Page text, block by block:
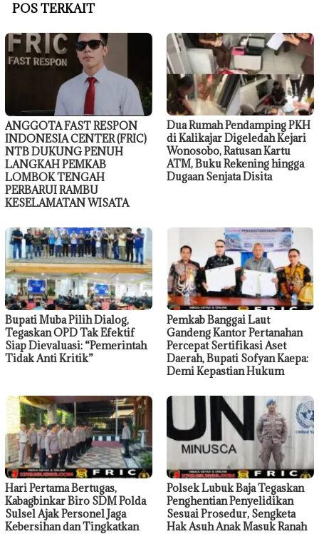
POS TERKAIT
ANGGOTA FAST RESPON
INDONESIA CENTER (FRIC)
NTB DUKUNG PENUH
LANGKAH PEMKAB
LOMBOK TENGAH
PERBARUI RAMBU
KESELAMATAN WISATA
Dua Rumah Pendamping PKH
di Kalikajar Digeledah Kejari
Wonosobo, Ratusan Kartu
ATM, Buku Rekening hingga
Dugaan Senjata Disita
Bupati Muba Pilih Dialog,
Tegaskan OPD Tak Efektif
Siap Dievaluasi: “Pemerintah
Tidak Anti Kritik”
Pemkab Banggai Laut
Gandeng Kantor Pertanahan
Percepat Sertifikasi Aset
Daerah, Bupati Sofyan Kaepa:
Demi Kepastian Hukum
Hari Pertama Bertugas,
Kabagbinkar Biro SDM Polda
Sulsel Ajak Personel Jaga
Kebersihan dan Tingkatkan
Polsek Lubuk Baja Tegaskan
Penghentian Penyelidikan
Sesuai Prosedur, Sengketa
Hak Asuh Anak Masuk Ranah